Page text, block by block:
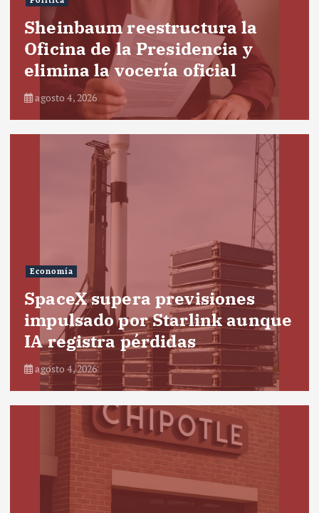
Sheinbaum reestructura la
Oficina de la Presidencia y
elimina la vocería oficial
agosto 4, 2026
Economía
SpaceX supera previsiones
impulsado por Starlink aunque
IA registra pérdidas
agosto 4, 2026